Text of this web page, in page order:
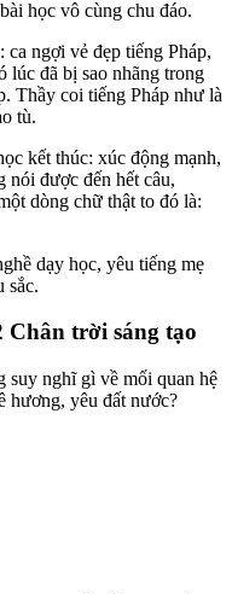
học vô cùng chu đáo.
ngợi vẻ đẹp tiếng Pháp,
lúc đã bị sao nhãng trong
Thầy coi tiếng Pháp như là
tù.
kết thúc: xúc động mạnh,
nói được đến hết câu,
dòng chữ thật to đó là:
dạy học, yêu tiếng mẹ
sắc.
Chân trời sáng tạo
suy nghĩ gì về mối quan hệ
hương, yêu đất nước?